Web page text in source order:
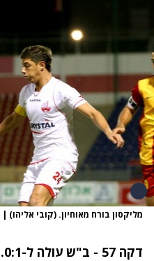
מליקסון בורח מאוחיון. (קובי אליהו) |
דקה 57 - ב"ש עולה ל-0:1.